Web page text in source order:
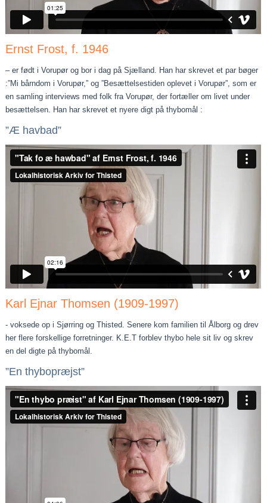
Ernst Frost, f. 1946
– er født i Vorupør og bor i dag på Sjælland. Han har skrevet et par bøger
:”Mi bårndom i Vorupør,” og ”Besættelsestiden oplevet i Vorupør”, som er
en samling interviews med folk fra Vorupør, der fortæller om livet under
besættelsen. Han har skrevet et nyere digt på thybomål :
”Æ havbad”
Karl Ejnar Thomsen (1909-1997)
- voksede op i Sjørring og Thisted. Senere kom familien til Ålborg og drev
her flere forskellige forretninger. K.E.T forblev thybo hele sit liv og skrev
en del digte på thybomål.
”En thybopræjst”